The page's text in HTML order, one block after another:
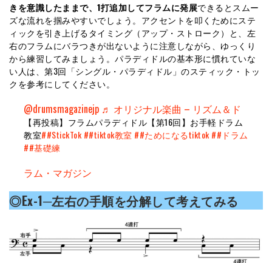
きを意識したままで、1打追加してフラムに発展できるとスムー
ズな流れを掴みやすいでしょう。アクセントを叩くためにステ
ィックを引き上げるタイミング（アップ・ストローク）と、左
右のフラムにバラつきが出ないように注意しながら、ゆっくり
から練習してみましょう。パラディドルの基本形に慣れていな
い人は、第3回「シングル・パラディドル」のスティック・トッ
クを参考にしてください。
@drumsmagazinejp
【再投稿】フラムパラディドル【第16回】お手軽ドラム
教室##StickTok ##tiktok教室 ##ためになるtiktok ##ドラム
##基礎練
♬ オリジナル楽曲 – リズム＆ド
ラム・マガジン
◎Ex-1─左右の手順を分解して考えてみる